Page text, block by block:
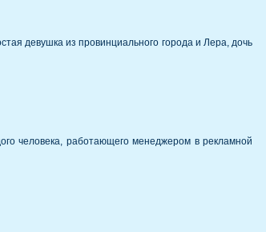
девушка из провинциального города и Лера, дочь
человека, работающего менеджером в рекламной